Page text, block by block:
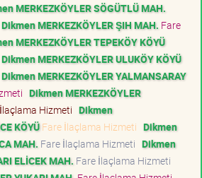
MERKEZKÖYLER SÖGÜTLÜ MAH.
Dikmen MERKEZKÖYLER ŞIH MAH. Fare
MERKEZKÖYLER TEPEKÖY KÖYÜ
Dikmen MERKEZKÖYLER ULUKÖY KÖYÜ
Dikmen MERKEZKÖYLER YALMANSARAY
Dikmen MERKEZKÖYLER
Hizmeti Dikmen
KÖYÜFare İlaçlama Hizmeti Dikmen
MAH. Fare İlaçlama Hizmeti Dikmen
ELİCEK MAH. Fare İlaçlama Hizmeti